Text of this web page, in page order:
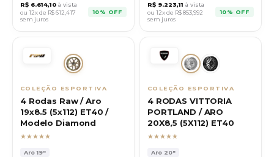
R$ 6.614,10 à vista
ou 12x de R$612,417
sem juros
10% OFF
R$ 9.223,11 à vista
ou 12x de R$853,992
sem juros
10% OFF
COLEÇÃO ESPORTIVA
4 Rodas Raw / Aro
19x8.5 (5x112) ET40 /
Modelo Diamond
★★★★★
Aro19"
COLEÇÃO ESPORTIVA
4 RODAS VITTORIA
PORTLAND / ARO
20X8,5 (5X112) ET40
★★★★★
Aro 20"